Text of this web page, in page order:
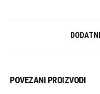
POVEZANI PROIZVODI